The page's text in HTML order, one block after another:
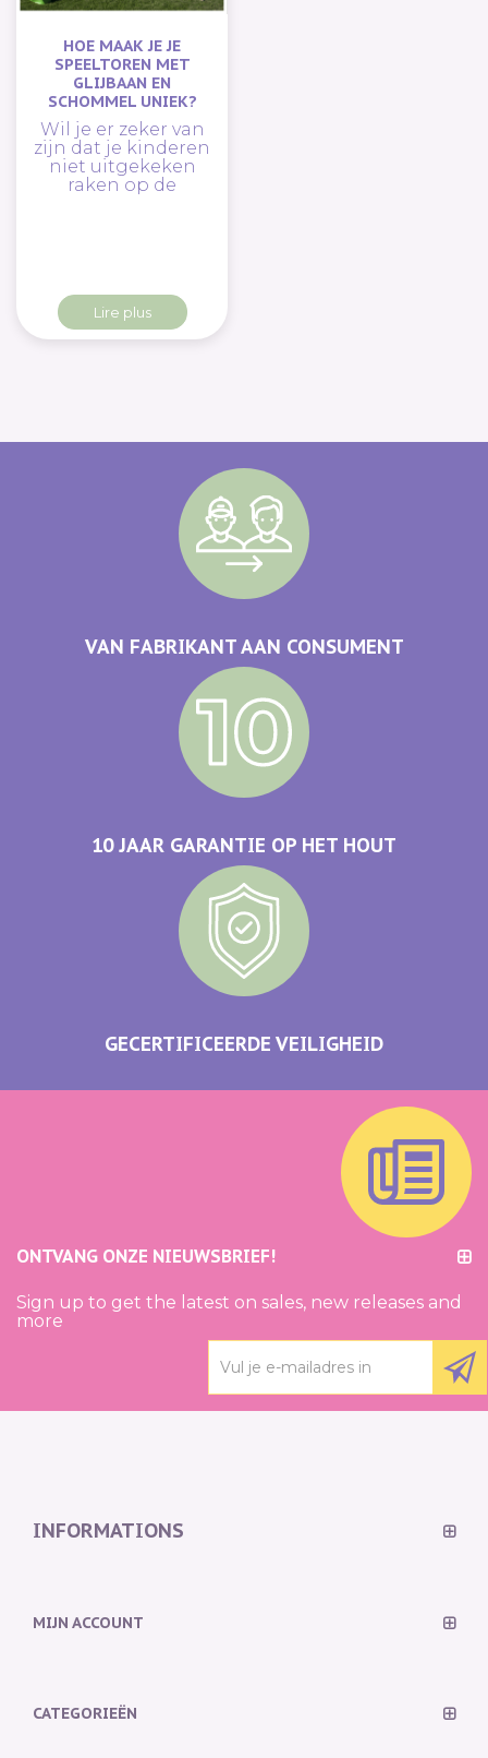
HOE MAAK JE JE
SPEELTOREN MET
GLIJBAAN EN
SCHOMMEL UNIEK?
Wil je er zeker van
zijn dat je kinderen
niet uitgekeken
raken op de
Lire plus
VAN FABRIKANT AAN CONSUMENT
10 JAAR GARANTIE OP HET HOUT
GECERTIFICEERDE VEILIGHEID
ONTVANG ONZE NIEUWSBRIEF!
Sign up to get the latest on sales, new releases and
more
INFORMATIONS
MIJN ACCOUNT
CATEGORIEËN